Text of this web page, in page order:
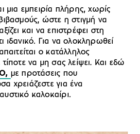
μια εμπειρία πλήρης, χωρίς
ώστε η στιγμή να
και να επιστρέφει στη
ιδανικό. Για να ολοκληρωθεί
ο κατάλληλος
να μη σας λείψει. Και εδώ
με προτάσεις που
χρειάζεστε για ένα
καλοκαίρι.